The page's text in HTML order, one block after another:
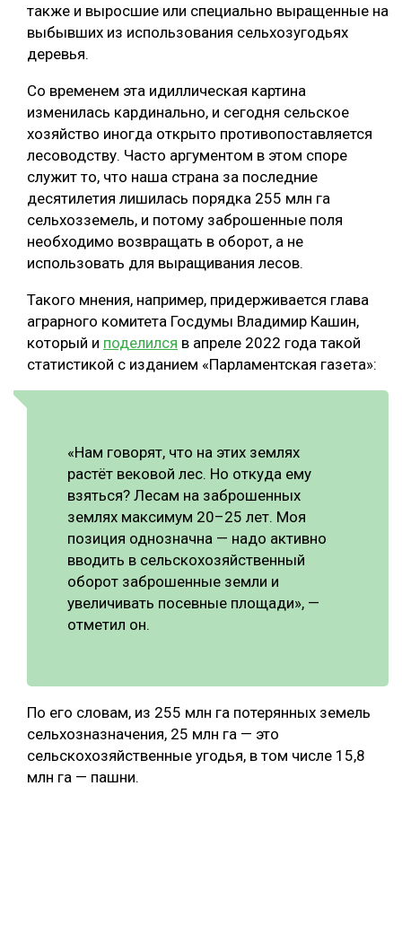
также и выросшие или специально выращенные на
выбывших из использования сельхозугодьях
деревья.
Со временем эта идиллическая картина
изменилась кардинально, и сегодня сельское
хозяйство иногда открыто противопоставляется
лесоводству. Часто аргументом в этом споре
служит то, что наша страна за последние
десятилетия лишилась порядка 255 млн га
сельхозземель, и потому заброшенные поля
необходимо возвращать в оборот, а не
использовать для выращивания лесов.
Такого мнения, например, придерживается глава
аграрного комитета Госдумы Владимир Кашин,
который и поделился в апреле 2022 года такой
статистикой с изданием «Парламентская газета»:
«Нам говорят, что на этих землях
растёт вековой лес. Но откуда ему
взяться? Лесам на заброшенных
землях максимум 20–25 лет. Моя
позиция однозначна — надо активно
вводить в сельскохозяйственный
оборот заброшенные земли и
увеличивать посевные площади», —
отметил он.
По его словам, из 255 млн га потерянных земель
сельхозназначения, 25 млн га — это
сельскохозяйственные угодья, в том числе 15,8
млн га — пашни.